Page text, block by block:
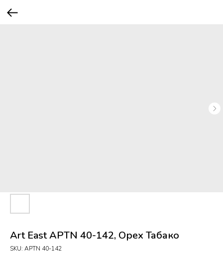
Art East APTN 40-142, Орех Табако
SKU: APTN 40-142